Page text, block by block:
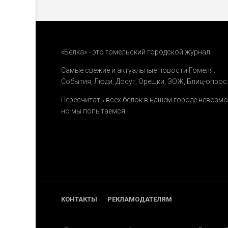
«Белка» - это гомельский городской журнал.
Самые свежие и актуальные новости Гомеля.
События Люди Досуг Орешки ЗОЖ Блиц-опрос
Пересчитать всех белок в нашем городе
но мы попытаемся.
КОНТАКТЫ РЕКЛАМОДАТЕЛЯМ